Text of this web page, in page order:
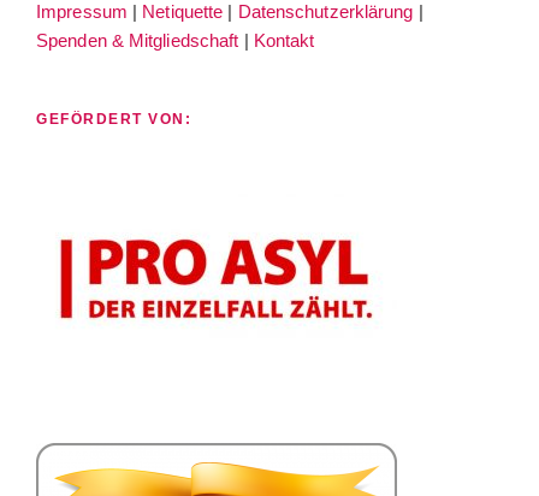
facebook
instagram
Impressum | Netiquette | Datenschutzerklärung |
Spenden & Mitgliedschaft | Kontakt
GEFÖRDERT VON: